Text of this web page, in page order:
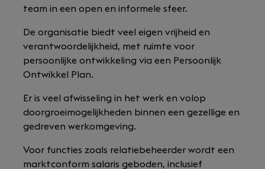
team in een open en informele sfeer.
De organisatie biedt veel eigen vrijheid en
verantwoordelijkheid, met ruimte voor
persoonlijke ontwikkeling via een Persoonlijk
Ontwikkel Plan.
Er is veel afwisseling in het werk en volop
doorgroeimogelijkheden binnen een gezellige en
gedreven werkomgeving.
Voor functies zoals relatiebeheerder wordt een
marktconform salaris geboden, inclusief